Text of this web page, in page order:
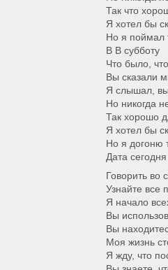
Так что
Я хотел бы
Но я поймал
В В субботу
Что было, что
Вы сказали
Я слышал,
Но никогда
Так хорошо
Я хотел бы
Но я догоню
Дата сегодня
Говорить во
Узнайте все
Я начало
Вы
Вы
Моя жизнь
Я жду, что